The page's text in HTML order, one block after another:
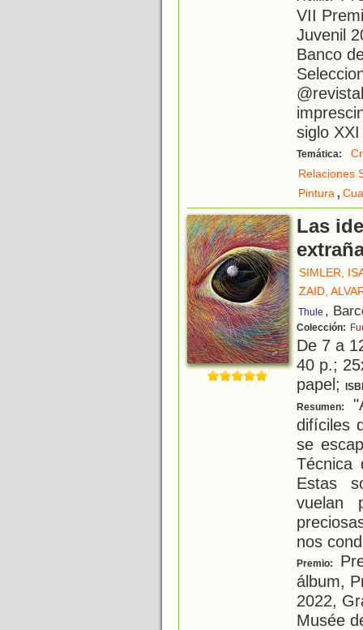
VII
Juvenil
Banco
siglo XXI
Temática:
Relaciones
Pintura ,
Las
SIMLER,
ZAID,
Thule ,
Colección:
De 7 a
40 p.;
papel;
Resumen:
difíciles
se
Técnica
Estas
vuelan
nos
Premio:
álbum,
2022,
Musée